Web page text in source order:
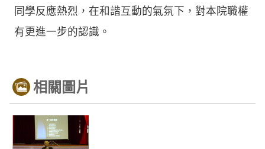
同學反應熱烈，在和諧互動的氣氛下，對本院職權
有更進一步的認識。
相關圖片